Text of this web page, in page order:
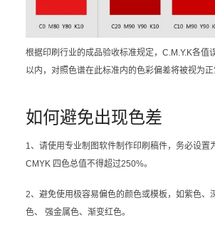
根据印刷行业的成品验收标准规定，C.M.Y.K各值
以内，对照色谱在此标准内的色彩偏差将被视为正
如何避免出现色差
1、请使用专业制图软件制作印刷稿件，务必设置
CMYK 四色总值不得超过250%。
2、避免使用极容易偏色的颜色或模板，如紫色、
色、 强金属色、渐变红色。